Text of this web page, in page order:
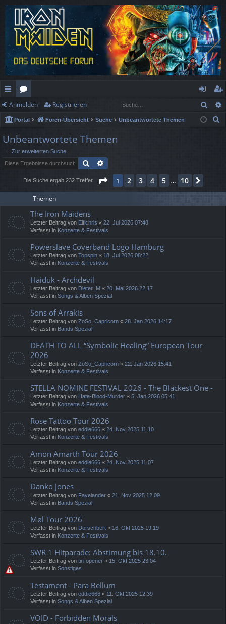
ch
ne
llz
or
en
n
m
eg
ist
Anmelden Registrieren
Portal Foren-Übersicht Suche Unbeantwortete Themen
Unbeantwortete Themen
Zur erweiterten Suche
Suche
Die Suche ergab 232 Treffer Seite 1von 10
1 2 3 4 5 … 10
Themen
The Iron Maidens
Letzter Beitrag von Elfichris « 22. Jul 2026 07:48
Verfasst in Konzerte & Festivals
Powerslave Coverband Logo Hamburg
Letzter Beitrag von Topspin « 18. Jul 2026 08:22
Verfasst in Konzerte & Festivals
Haiduk - Archdevil
Letzter Beitrag von Dieter_M « 20. Mai 2026 22:17
Verfasst in Songs & Alben Spezial
Sons of Arrakis
Letzter Beitrag von ZoSo_Capricorn « 28. Jan 2026 14:17
Verfasst in Bands Spezial
DEATH TO ALL “Symbolic Healing” European Tour
2026
Letzter Beitrag von ZoSo_Capricorn « 22. Jan 2026 15:41
Verfasst in Konzerte & Festivals
STELLA NOMINE FESTIVAL 2026 - The Blackest One -
Letzter Beitrag von Hate-Blood-Murder « 5. Jan 2026 05:41
Verfasst in Konzerte & Festivals
Rose Tattoo Tour 2026
Letzter Beitrag von eddie666 « 24. Nov 2025 11:10
Verfasst in Konzerte & Festivals
Amon Amarth Tour 2026
Letzter Beitrag von eddie666 « 24. Nov 2025 11:07
Verfasst in Konzerte & Festivals
Danko Jones
Letzter Beitrag von Fayelander « 21. Nov 2025 12:09
Verfasst in Bands Spezial
Møl Tour 2026
Letzter Beitrag von Dorschbert « 16. Okt 2025 19:19
Verfasst in Konzerte & Festivals
SWR 1 Hitparade: Abstimung bis 18.10.
Letzter Beitrag von tin-opener « 15. Okt 2025 23:04
Verfasst in Sonstiges
Testament - Para Bellum
Letzter Beitrag von eddie666 « 11. Okt 2025 12:39
Verfasst in Songs & Alben Spezial
VOID - Forbidden Morals